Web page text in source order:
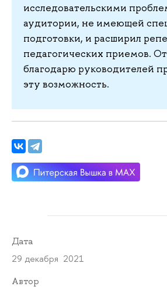
исследовательскими
аудитории, не имеющей
подготовки, и расширил
педагогических приемов.
благодарю руководителей
эту возможность.
Дата
29 декабря 2021
Автор